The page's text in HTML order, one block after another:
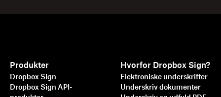
Produkter
Dropbox Sign
Dropbox Sign API-
Hvorfor Dropbox Sign?
Elektroniske underskrifter
Underskriv dokumenter